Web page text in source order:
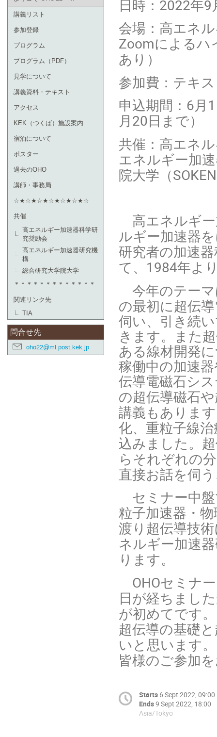
講義リスト
参加登録
プログラム
プログラム（PDF）
見学について
講義資料・テキスト
アクセス
KEK（つくば）施設案内
宿泊について
ポスター
過去のOHO
講師・事務局
☆★☆★☆★☆★☆★☆★☆
共催
高エネルギー加速器科学研
究奨励会
高エネルギー加速器研究機
構
総合研究大学院大学
＊＊＊＊＊＊＊＊＊＊＊＊＊
関連リンク先
TIA
問合せ先
oho22@ml.post.kek.jp
日時：2022年
会場：高エネ
Zoomによるハ
あり）
参加費：テキ
申込期間：6月
月20日まで）
共催：高エネ
エネルギー加
院大学（
高エネルギー
ルギー加速器
研究者の加速
て、1984年よ
今年のテー
の最初に超伝
伺い、引き続
きます。また
ある線材開発
稼働中の加速
伝導電磁石シ
の超伝導磁石
講義もありま
化、重粒子線
込みました。
らそれぞれの
直接お話を伺
セミナー中盤
粒子加速器・
渡り超伝導技
ネルギー加速
ります。
OHOセミナ
日が経ちまし
が初めてです
超伝導の基礎
いと思います。
皆様のご参加
Starts 6 Sept 2022, 09:00
Ends9 Sept 2022, 18:00
Asia/Tokyo